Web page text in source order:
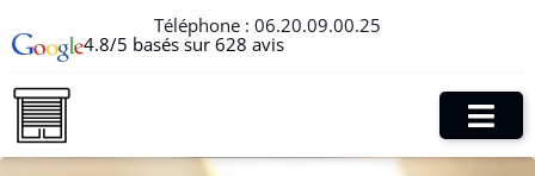
Téléphone : 06.20.09.00.25
4.8/5 basés sur 628 avis